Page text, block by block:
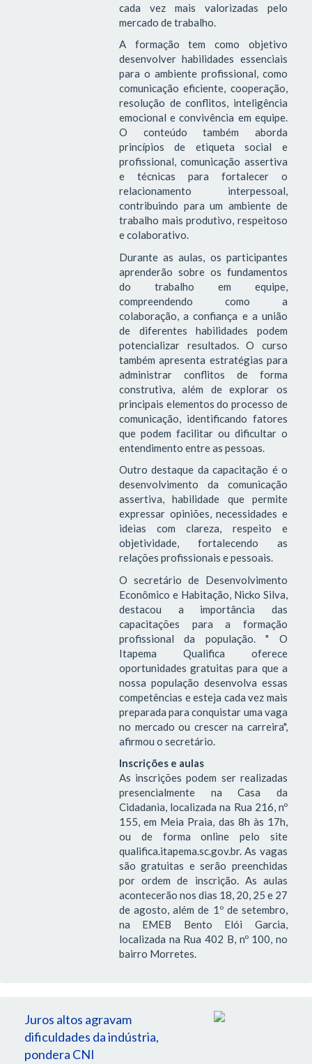
cada vez mais valorizadas pelo
mercado de trabalho.
A formação tem como objetivo
desenvolver habilidades essenciais
para o ambiente profissional, como
comunicação eficiente, cooperação,
resolução de conflitos, inteligência
emocional e convivência em equipe.
O conteúdo também aborda
princípios de etiqueta social e
profissional, comunicação assertiva
e técnicas para fortalecer o
relacionamento interpessoal,
contribuindo para um ambiente de
trabalho mais produtivo, respeitoso
e colaborativo.
Durante as aulas, os participantes
aprenderão sobre os fundamentos
do trabalho em equipe,
compreendendo como a
colaboração, a confiança e a união
de diferentes habilidades podem
potencializar resultados. O curso
também apresenta estratégias para
administrar conflitos de forma
construtiva, além de explorar os
principais elementos do processo de
comunicação, identificando fatores
que podem facilitar ou dificultar o
entendimento entre as pessoas.
Outro destaque da capacitação é o
desenvolvimento da comunicação
assertiva, habilidade que permite
expressar opiniões, necessidades e
ideias com clareza, respeito e
objetividade, fortalecendo as
relações profissionais e pessoais.
O secretário de Desenvolvimento
Econômico e Habitação, Nicko Silva,
destacou a importância das
capacitações para a formação
profissional da população. " O
Itapema Qualifica oferece
oportunidades gratuitas para que a
nossa população desenvolva essas
competências e esteja cada vez mais
preparada para conquistar uma vaga
no mercado ou crescer na carreira",
afirmou o secretário.
Inscrições e aulas
As inscrições podem ser realizadas
presencialmente na Casa da
Cidadania, localizada na Rua 216, nº
155, em Meia Praia, das 8h às 17h,
ou de forma online pelo site
qualifica.itapema.sc.gov.br. As vagas
são gratuitas e serão preenchidas
por ordem de inscrição. As aulas
acontecerão nos dias 18, 20, 25 e 27
de agosto, além de 1º de setembro,
na EMEB Bento Elói Garcia,
localizada na Rua 402 B, nº 100, no
bairro Morretes.
Juros altos agravam
dificuldades da indústria,
pondera CNI